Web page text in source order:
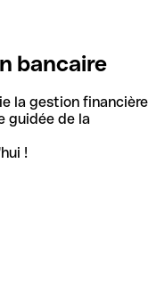
bancaire
la gestion financière
guidée de la
!